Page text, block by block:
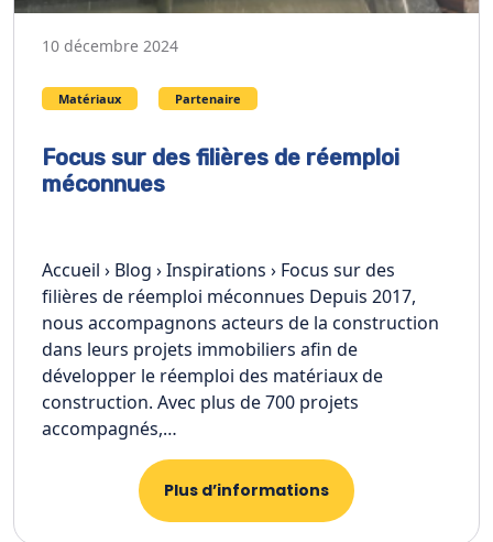
10 décembre 2024
Matériaux Partenaire
Focus sur des filières de réemploi
méconnues
Accueil › Blog › Inspirations › Focus sur des
filières de réemploi méconnues Depuis 2017,
nous accompagnons acteurs de la construction
dans leurs projets immobiliers afin de
développer le réemploi des matériaux de
construction. Avec plus de 700 projets
accompagnés,…
Plus d’informations